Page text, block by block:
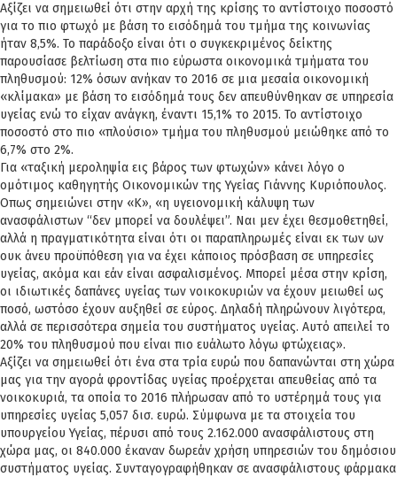
Αξίζει να σημειωθεί ότι στην αρχή της κρίσης το αντίστοιχο ποσοστό
για το πιο φτωχό με βάση το εισόδημά του τμήμα της κοινωνίας
ήταν 8,5%. Το παράδοξο είναι ότι ο συγκεκριμένος δείκτης
παρουσίασε βελτίωση στα πιο εύρωστα οικονομικά τμήματα του
πληθυσμού: 12% όσων ανήκαν το 2016 σε μια μεσαία οικονομική
«κλίμακα» με βάση το εισόδημά τους δεν απευθύνθηκαν σε υπηρεσία
υγείας ενώ το είχαν ανάγκη, έναντι 15,1% το 2015. Το αντίστοιχο
ποσοστό στο πιο «πλούσιο» τμήμα του πληθυσμού μειώθηκε από το
6,7% στο 2%.
Για «ταξική μεροληψία εις βάρος των φτωχών» κάνει λόγο ο
ομότιμος καθηγητής Οικονομικών της Υγείας Γιάννης Κυριόπουλος.
Οπως σημειώνει στην «Κ», «η υγειονομική κάλυψη των
ανασφάλιστων “δεν μπορεί να δουλέψει”. Ναι μεν έχει θεσμοθετηθεί,
αλλά η πραγματικότητα είναι ότι οι παραπληρωμές είναι εκ των ων
ουκ άνευ προϋπόθεση για να έχει κάποιος πρόσβαση σε υπηρεσίες
υγείας, ακόμα και εάν είναι ασφαλισμένος. Μπορεί μέσα στην κρίση,
οι ιδιωτικές δαπάνες υγείας των νοικοκυριών να έχουν μειωθεί ως
ποσό, ωστόσο έχουν αυξηθεί σε εύρος. Δηλαδή πληρώνουν λιγότερα,
αλλά σε περισσότερα σημεία του συστήματος υγείας. Αυτό απειλεί το
20% του πληθυσμού που είναι πιο ευάλωτο λόγω φτώχειας».
Αξίζει να σημειωθεί ότι ένα στα τρία ευρώ που δαπανώνται στη χώρα
μας για την αγορά φροντίδας υγείας προέρχεται απευθείας από τα
νοικοκυριά, τα οποία το 2016 πλήρωσαν από το υστέρημά τους για
υπηρεσίες υγείας 5,057 δισ. ευρώ. Σύμφωνα με τα στοιχεία του
υπουργείου Υγείας, πέρυσι από τους 2.162.000 ανασφάλιστους στη
χώρα μας, οι 840.000 έκαναν δωρεάν χρήση υπηρεσιών του δημόσιου
συστήματος υγείας. Συνταγογραφήθηκαν σε ανασφάλιστους φάρμακα